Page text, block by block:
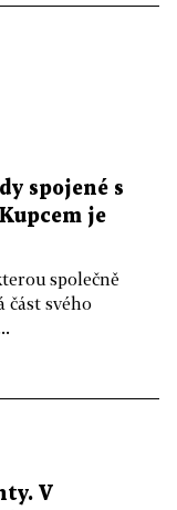
spojené s
je
společně
část svého
V